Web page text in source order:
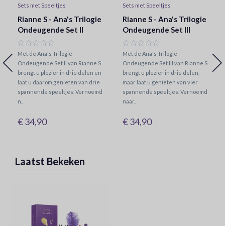
Sets met Speeltjes
Rianne S - Ana's Trilogie
Ondeugende Set II
Met de Ana's Trilogie
Ondeugende Set II van Rianne S
brengt u plezier in drie delen en
laat u daarom genieten van drie
spannende speeltjes. Vernoemd
n..
€ 34,90
Sets met Speeltjes
Rianne S - Ana's Trilogie
Ondeugende Set III
Met de Ana's Trilogie
Ondeugende Set III van Rianne S
brengt u plezier in drie delen,
maar laat u genieten van vier
spannende speeltjes. Vernoemd
naar..
€ 34,90
Laatst Bekeken